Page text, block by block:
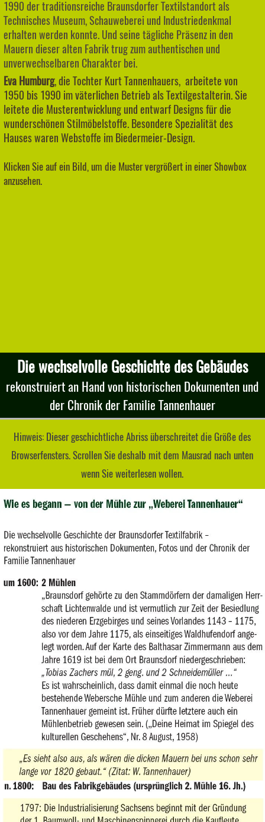
1990 der traditionsreiche Braunsdorfer Textilstandort als
Technisches Museum, Schauweberei und Industriedenkmal
erhalten werden konnte. Und seine tägliche Präsenz in den
Mauern dieser alten Fabrik trug zum authentischen und
unverwechselbaren Charakter bei.
Eva Humburg, die Tochter Kurt Tannenhauers, arbeitete von
1950 bis 1990 im väterlichen Betrieb als Textilgestalterin. Sie
leitete die Musterentwicklung und entwarf Designs für die
wunderschönen Stilmöbelstoffe. Besondere Spezialität des
Hauses waren Webstoffe im Biedermeier-Design.
Klicken Sie auf ein Bild, um die Muster vergrößert in einer Showbox
anzusehen.
Die wechselvolle Geschichte des Gebäudes
rekonstruiert an Hand von historischen Dokumenten und
der Chronik der Familie Tannenhauer
Hinweis: Dieser geschichtliche Abriss überschreitet die Größe des
Browserfensters. Scrollen Sie deshalb mit dem Mausrad nach unten
wenn Sie weiterlesen wollen.